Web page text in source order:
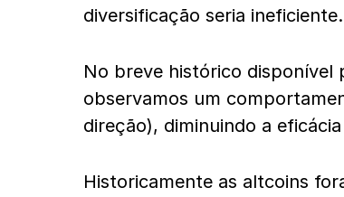
diversificação seria ineficiente.
No breve histórico disponível
observamos um
direção), diminuindo a
Historicamente as altcoins